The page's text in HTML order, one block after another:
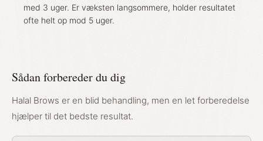
med 3 uger. Er væksten langsommere, holder resultatet
ofte helt op mod 5 uger.
Sådan forbereder du dig
Halal Brows er en blid behandling, men en let forberedelse
hjælper til det bedste resultat.